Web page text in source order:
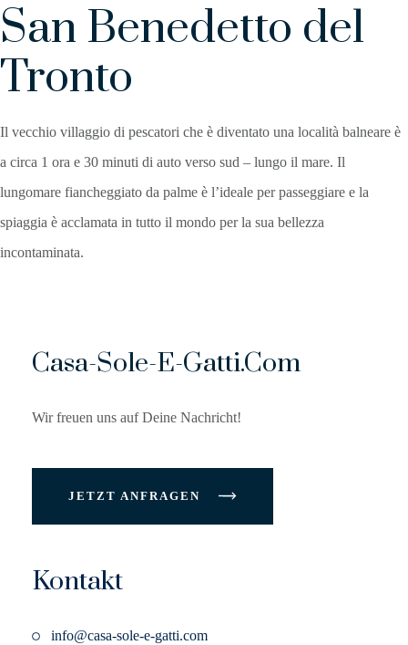
San Benedetto del
Tronto
Il vecchio villaggio di pescatori che è diventato una località balneare è
a circa 1 ora e 30 minuti di auto verso sud – lungo il mare. Il
lungomare fiancheggiato da palme è l’ideale per passeggiare e la
spiaggia è acclamata in tutto il mondo per la sua bellezza
incontaminata.
Casa-Sole-E-Gatti.com
Wir freuen uns auf Deine Nachricht!
JETZT ANFRAGEN
Kontakt
info@casa-sole-e-gatti.com